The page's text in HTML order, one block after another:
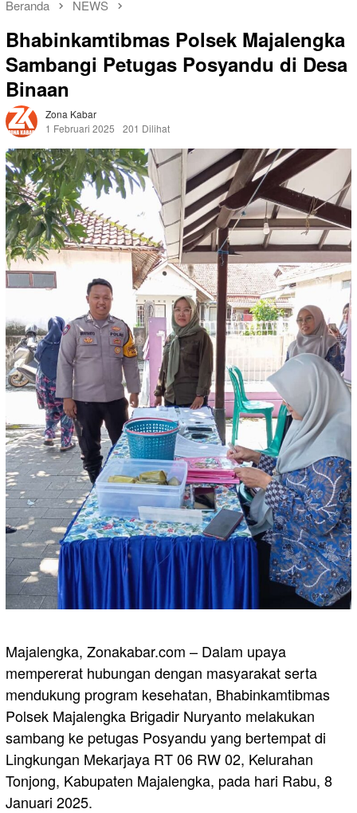
Beranda NEWS
Bhabinkamtibmas Polsek Majalengka
Sambangi Petugas Posyandu di Desa
Binaan
Zona Kabar
1 Februari 2025
201 Dilihat
Majalengka, Zonakabar.com – Dalam upaya
mempererat hubungan dengan masyarakat serta
mendukung program kesehatan, Bhabinkamtibmas
Polsek Majalengka Brigadir Nuryanto melakukan
sambang ke petugas Posyandu yang bertempat di
Lingkungan Mekarjaya RT 06 RW 02, Kelurahan
Tonjong, Kabupaten Majalengka, pada hari Rabu, 8
Januari 2025.